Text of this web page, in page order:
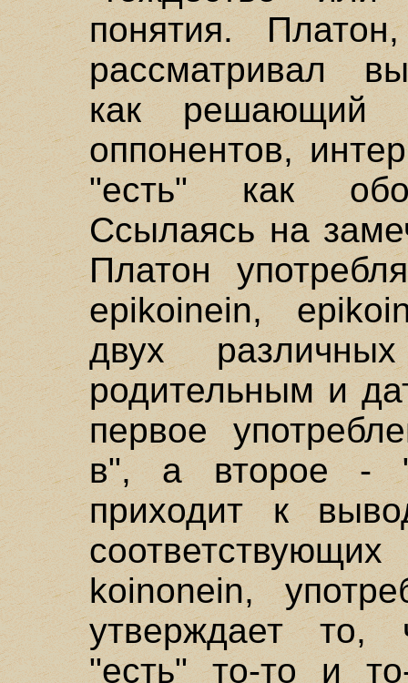
понятия.
рассматривал
как решающий
оппонентов,
"есть" как
Ссылаясь на
Платон
epikoinein,
двух
родительным и
первое
в", а второе -
приходит к
koinonein,
утверждает то,
"есть" то-то и